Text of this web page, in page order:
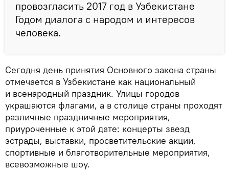
провозгласить 2017 год в Узбекистане
Годом диалога с народом и интересов
человека.
Сегодня день принятия Основного закона страны
отмечается в Узбекистане как национальный
и всенародный праздник. Улицы городов
украшаются флагами, а в столице страны проходят
различные праздничные мероприятия,
приуроченные к этой дате: концерты звезд
эстрады, выставки, просветительские акции,
спортивные и благотворительные мероприятия,
всевозможные шоу.